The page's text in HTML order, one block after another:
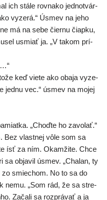
ich stá­le rov­na­ko jed­not­vár­
vyze­rá.“ Úsmev na jeho
má na sebe čier­nu čiap­ku,
usmiať ja. „V takom prí­
keď vie­te ako oba­ja vyze­
jed­nu vec.“ úsmev na mojej
„Choďte ho zavo­lať.“
Bez vlast­nej vôle som sa
ísť za ním. Okamžite. Chce
sa obja­vil úsmev. „Chalan, ty
smie­chom. No to sa do
nemu. „Som rád, že sa stre­
Začali sa roz­prá­vať a ja